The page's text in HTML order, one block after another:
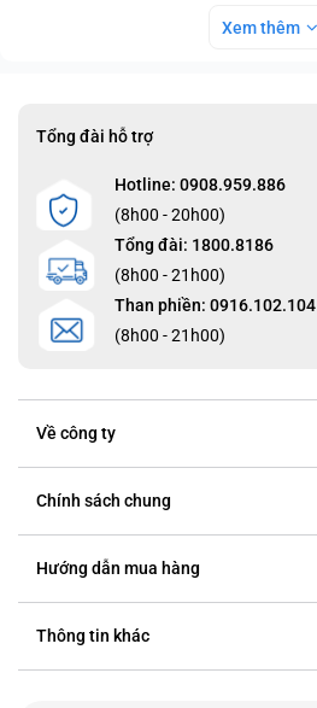
Xem thêm
Tổng đài hỗ trợ
Hotline: 0908.959.886
(8h00 - 20h00)
Tổng đài: 1800.8186
(8h00 - 21h00)
Than phiền: 0916.102.104
(8h00 - 21h00)
Về công ty
Chính sách chung
Hướng dẫn mua hàng
Thông tin khác